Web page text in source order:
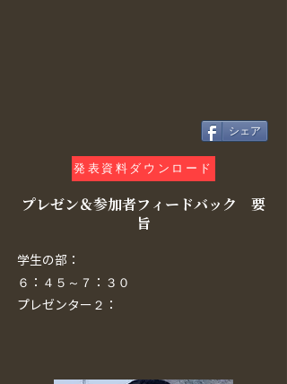
シェア
発表資料ダウンロード
プレゼン＆参加者フィードバック 要
旨
学生の部：
６：４５～７：３０
プレゼンター２：